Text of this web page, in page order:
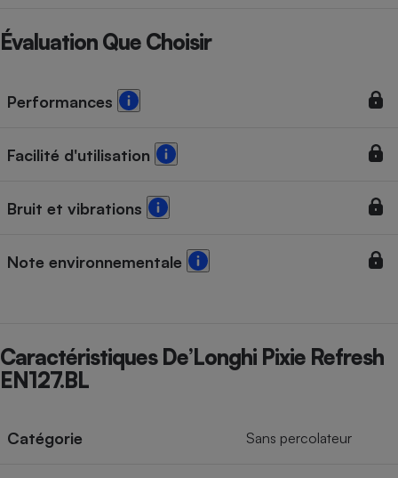
Évaluation Que Choisir
Performances
Facilité d'utilisation
Bruit et vibrations
Note environnementale
Caractéristiques De’Longhi Pixie Refresh
EN127.BL
Catégorie Sans percolateur